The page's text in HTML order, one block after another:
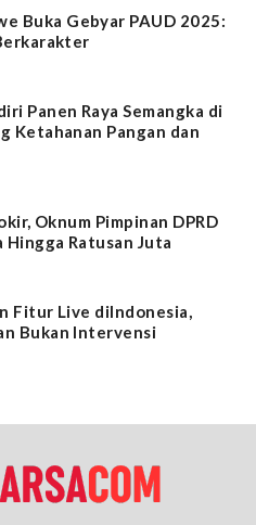
Buka Gebyar PAUD 2025:
Panen Raya Semangka di
Ketahanan Pangan dan
Oknum Pimpinan DPRD
Ratusan Juta
Fitur Live diIndonesia,
Bukan Intervensi